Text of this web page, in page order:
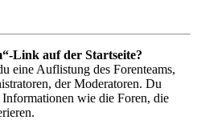
Link auf der Startseite?
eine Auflistung des Forenteams,
der Moderatoren. Du
wie die Foren, die